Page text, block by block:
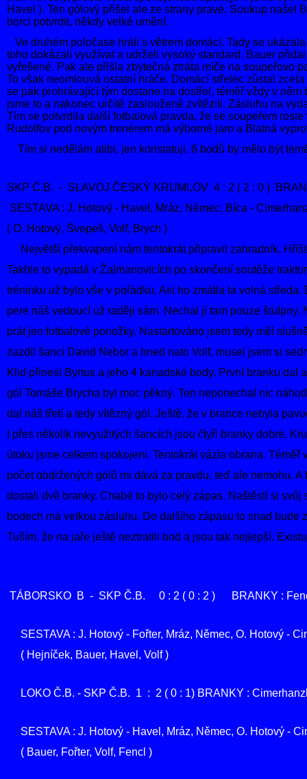
Havel ). Ten gólový přišel ale ze strany pravé. Soukup našel
borci potvrdit, někdy velké umění.
Ve druhém poločase hráli s větrem domácí. Tady se
toho dokázali využívat a udrželi vysoký standard. Bauer
vyřešené. Pak ale přišla zbytečná ztráta míče na soupeřovo
To však neomlouvá ostatní hráče. Domácí střelec zůstal
se pak prohrávající tým dostane na dostřel, téměř vždy v
jsme to a nakonec určitě zaslouženě zvítězili. Zásluhu na
Tím se potvrdila další fotbalová pravda, že se soupeřem
Rudolfov pod novým trenérem má výborné jaro a Blatná
Tím si nedělám alibi, jen konstatuji. 6 bodů by mělo být
SKP Č.B. - SLAVOJ ČESKÝ KRUMLOV 4 : 2 ( 2 : 0 )
SESTAVA : J. Hotový - Havel, Mráz, Němec, Bíca -
( O. Hotový, Švepeš, Volf, Brych )
Největší překvapení nám tentokrát připravil zahradník.
Takhle to vypadá v Žalmanovicích po skončení soutěže
tréninku už bylo vše v pořádku. Asi ho zmátla ta volná
pere náš vedoucí už raději sám. Nechal jí tam pouze
prát jen fotbalové ponožky. Nastartováno jsem tedy měl
zazdil šanci David Nebor a hned nato Volf, musel jsem si
Klid přinesl Byrtus a jeho 4 kanadské body. První branku dal
gól Tomáše Brycha byl moc pěkný. Ten neponechal nic
dal náš třetí a tedy vítězný gól. Ještě, že v brance nebyla
I přes několik nevyužitých šancích jsou čtyři branky dobré.
útoku jsme celkem spokojeni. Tentokrát vázla obrana.
počet obdržených gólů mi dává za pravdu, teď ale nemohu.
dostali dvě branky. Chabé to bylo celý zápas. Naštěstí si
bodech má velkou zásluhu. Do dalšího zápasu to snad bude
Tuším, že na jaře ještě neztratili bod a jsou tak nejlepší.
TÁBORSKO B - SKP Č.B. 0 : 2 ( 0 : 2 ) BRANKY :
SESTAVA : J. Hotový - Fořter, Mráz, Němec, O. Hotový -
( Hejníček, Bauer, Havel, Volf )
LOKO Č.B. - SKP Č.B. 1 : 2 ( 0 : 1) BRANKY :
SESTAVA : J. Hotový - Havel, Mráz, Němec, O. Hotový -
( Bauer, Fořter, Volf, Fencl )